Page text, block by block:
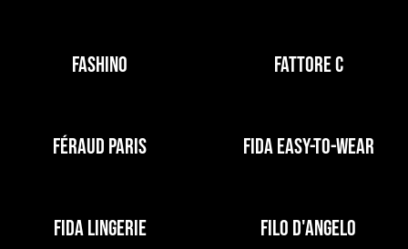
FASHINO FATTORE C
FÉRAUD PARIS FIDA EASY-TO-WEAR
FIDA LINGERIE FILO D'ANGELO